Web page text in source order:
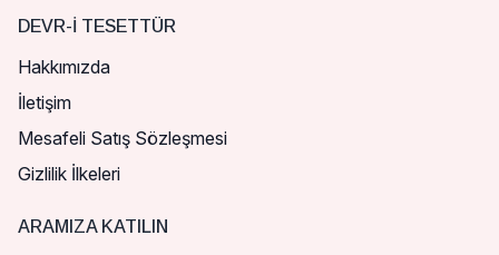
DEVR-I TESETTÜR
Hakkımızda
İletişim
Mesafeli Satış Sözleşmesi
Gizlilik İlkeleri
ARAMIZA KATILIN